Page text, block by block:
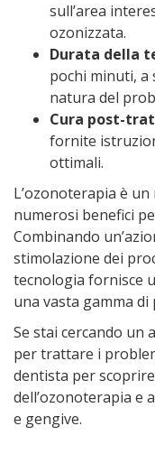
sull’area
ozonizzata.
Durata della
pochi minuti, a
natura del
Cura post-
fornite
ottimali.
L’ozonoterapia è
numerosi benefici
Combinando
stimolazione dei
tecnologia fornisce
una vasta gamma
Se stai cercando un
per trattare i
dentista per
dell’ozonoterapia e
e gengive.